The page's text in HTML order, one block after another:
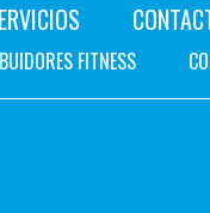
FITNESS